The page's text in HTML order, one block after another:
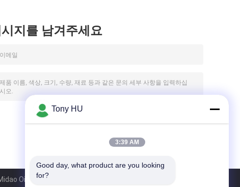
지를 남겨주세요
Oil Seal Firm. All Rights Reserved.
Tony HU
3:39 AM
Good day, what product are you looking
for?